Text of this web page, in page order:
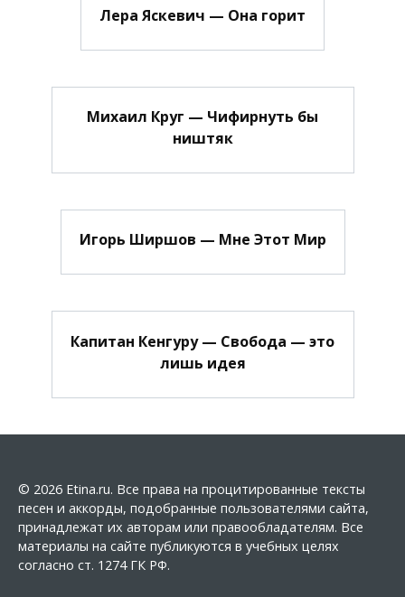
Лера Яскевич — Она горит
Михаил Круг — Чифирнуть бы
ништяк
Игорь Ширшов — Мне Этот Мир
Капитан Кенгуру — Свобода — это
лишь идея
© 2026 Etina.ru. Все права на процитированные тексты
песен и аккорды, подобранные пользователями сайта,
принадлежат их авторам или правообладателям. Все
материалы на сайте публикуются в учебных целях
согласно ст. 1274 ГК РФ.